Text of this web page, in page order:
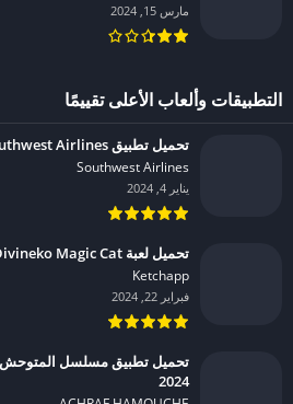
مارس 15, 2024
التطبيقات وألعاب الأعلى تقييمًا
تحميل تطبيق Southwest Airlines مهكر للاندرويد 2024
Southwest Airlines‏
يناير 4, 2024
تحميل لعبة Divineko Magic Cat مهكرة للاندرويد 2024
Ketchapp‏
فبراير 22, 2024
تحميل تطبيق مسلسل المتوحش
2024